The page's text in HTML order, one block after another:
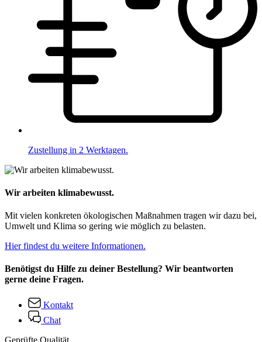
Zustellung in 2 Werktagen.
Wir arbeiten klimabewusst.
Mit vielen konkreten ökologischen Maßnahmen tragen wir dazu bei,
Umwelt und Klima so gering wie möglich zu belasten.
Hier findest du weitere Informationen.
Benötigst du Hilfe zu deiner Bestellung? Wir beantworten
gerne deine Fragen.
Kontakt
Chat
Geprüfte Qualität